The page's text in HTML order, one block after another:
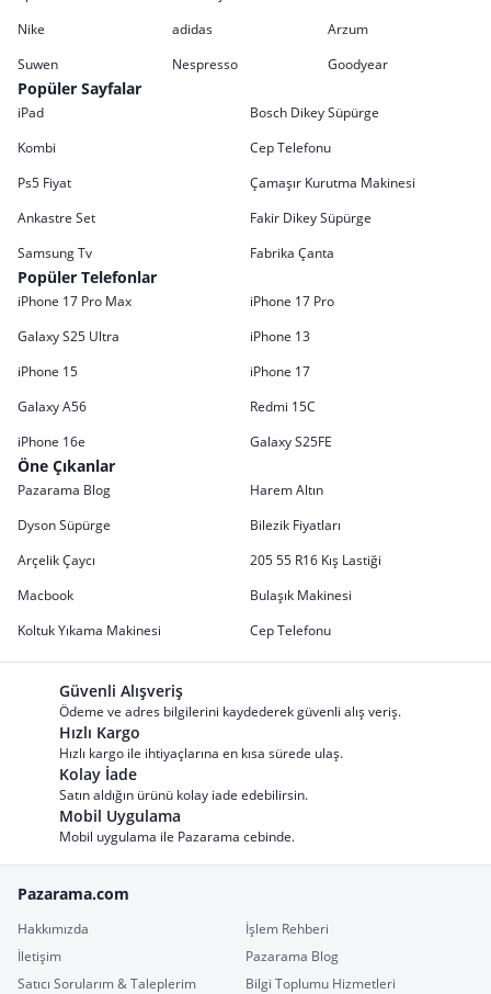
Nike
adidas
Arzum
Suwen
Nespresso Goodyear
Popüler Sayfalar
iPad
Bosch Dikey Süpürge
Kombi
Cep Telefonu
Ps5 Fiyat
Çamaşır Kurutma Makinesi
Ankastre Set
Fakir Dikey Süpürge
Samsung Tv
Fabrika Çanta
Popüler Telefonlar
iPhone 17 Pro Max
iPhone 17 Pro
Galaxy S25 Ultra
iPhone 13
iPhone 15
iPhone 17
Galaxy A56
Redmi 15C
iPhone 16e
Galaxy S25FE
Öne Çıkanlar
Pazarama Blog
Harem Altın
Dyson Süpürge
Bilezik Fiyatları
Arçelik Çaycı
205 55 R16 Kış Lastiği
Macbook
Bulaşık Makinesi
Koltuk Yıkama Makinesi
Cep Telefonu
Güvenli Alışveriş
Ödeme ve adres bilgilerini kaydederek güvenli alış veriş.
Hızlı Kargo
Hızlı kargo ile ihtiyaçlarına en kısa sürede ulaş.
Kolay İade
Satın aldığın ürünü kolay iade edebilirsin.
Mobil Uygulama
Mobil uygulama ile Pazarama cebinde.
Pazarama.com
Hakkımızda
İşlem Rehberi
İletişim
Pazarama Blog
Satıcı Sorularım & Taleplerim
Bilgi Toplumu Hizmetleri